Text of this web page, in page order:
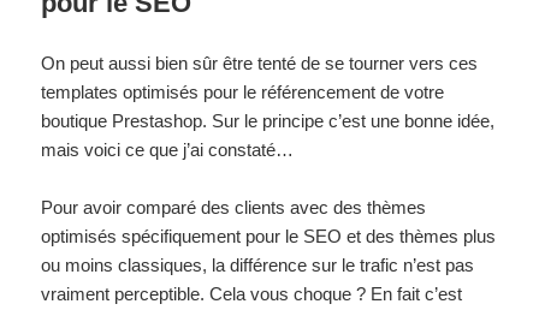
On peut aussi bien sûr être tenté de se tourner vers ces
templates optimisés pour le référencement de votre
boutique Prestashop. Sur le principe c’est une bonne idée,
mais voici ce que j’ai constaté…
Pour avoir comparé des clients avec des thèmes
optimisés spécifiquement pour le SEO et des thèmes plus
ou moins classiques, la différence sur le trafic n’est pas
vraiment perceptible. Cela vous choque ? En fait c’est